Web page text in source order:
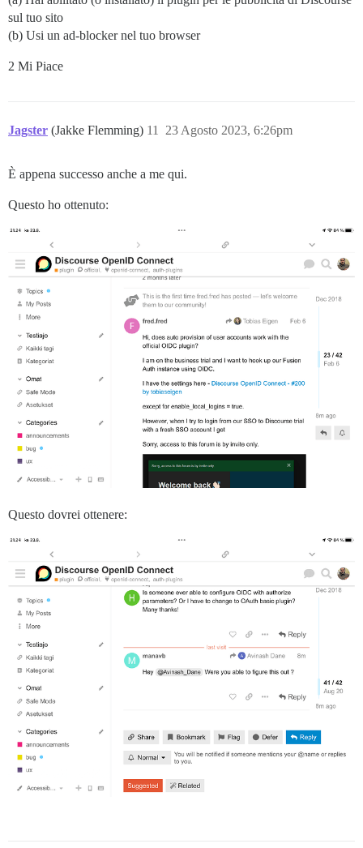
sul tuo sito
(b) Usi un ad-blocker nel tuo browser
2 Mi Piace
Jagster (Jakke Flemming) 23 Agosto 2023, 6:26pm
11
È appena successo anche a me qui.
Questo ho ottenuto:
Questo dovrei ottenere: